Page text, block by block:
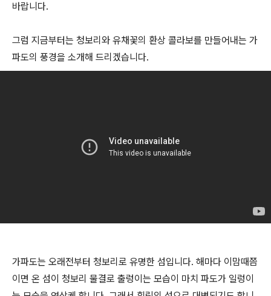
바랍니다.
그럼 지금부터는 청보리와 유채꽃의 환상 콜라보를 만들어내는 가
파도의 풍경을 소개해 드리겠습니다.
가파도는 오래전부터 청보리로 유명한 섬입니다. 해마다 이맘때쯤
이면 온 섬이 청보리 물결로 출렁이는 모습이 마치 파도가 일렁이